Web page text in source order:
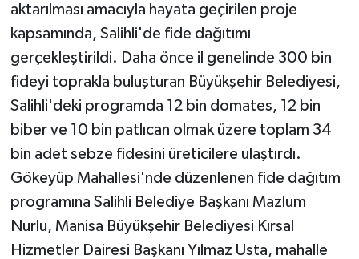
aktarılması amacıyla hayata geçirilen proje
kapsamında, Salihli'de fide dağıtımı
gerçekleştirildi. Daha önce il genelinde 300 bin
fideyi toprakla buluşturan Büyükşehir Belediyesi,
Salihli'deki programda 12 bin domates, 12 bin
biber ve 10 bin patlıcan olmak üzere toplam 34
bin adet sebze fidesini üreticilere ulaştırdı.
Gökeyüp Mahallesi'nde düzenlenen fide dağıtım
programına Salihli Belediye Başkanı Mazlum
Nurlu, Manisa Büyükşehir Belediyesi Kırsal
Hizmetler Dairesi Başkanı Yılmaz Usta, mahalle